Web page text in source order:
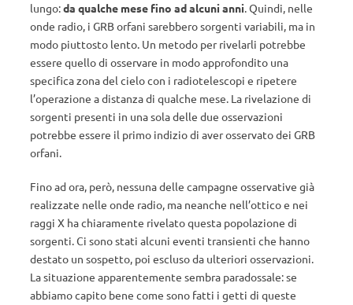
lungo:da qualche mese fino ad alcuni anni. Quindi, nelle
onde radio, i GRB orfani sarebbero sorgenti variabili, ma in
modo piuttosto lento. Un metodo per rivelarli potrebbe
essere quello di osservare in modo approfondito una
specifica zona del cielo con i radiotelescopi e ripetere
l’operazione a distanza di qualche mese. La rivelazione di
sorgenti presenti in una sola delle due osservazioni
potrebbe essere il primo indizio di aver osservato dei GRB
orfani.
Fino ad ora, però, nessuna delle campagne osservative già
realizzate nelle onde radio, ma neanche nell’ottico e nei
raggi X ha chiaramente rivelato questa popolazione di
sorgenti. Ci sono stati alcuni eventi transienti che hanno
destato un sospetto, poi escluso da ulteriori osservazioni.
La situazione apparentemente sembra paradossale: se
abbiamo capito bene come sono fatti i getti di queste